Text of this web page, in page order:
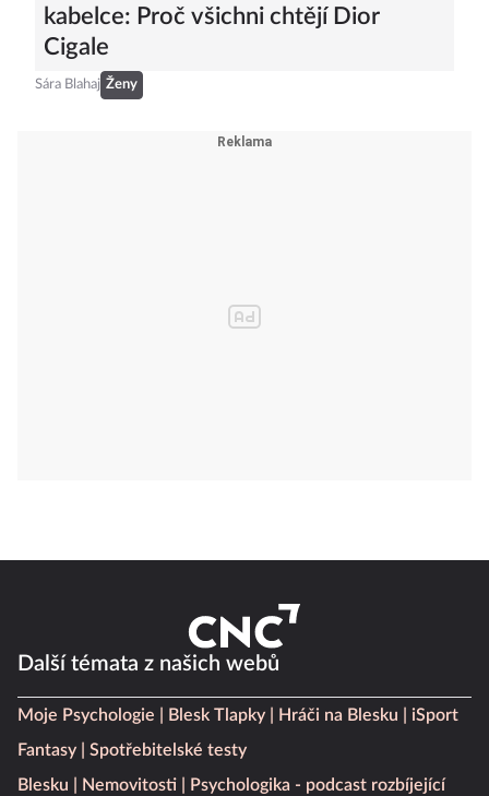
kabelce: Proč všichni chtějí Dior
Cigale
Sára Blahaj Ženy
Další témata z našich webů
Moje Psychologie Blesk Tlapky Hráči na Blesku
iSport
Fantasy
Spotřebitelské testy
Blesku
Nemovitosti
Psychologika - podcast rozbíjející